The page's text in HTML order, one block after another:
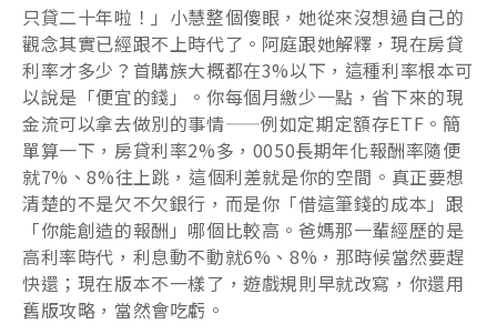
只貸二十年啦！」小慧整個傻眼，她從來沒想過自己的
觀念其實已經跟不上時代了。阿庭跟她解釋，現在房貸
利率才多少？首購族大概都在3%以下，這種利率根本可
以說是「便宜的錢」。你每個月繳少一點，省下來的現
金流可以拿去做別的事情——例如定期定額存ETF。簡
單算一下，房貸利率2%多，0050長期年化報酬率隨便
就7%、8%往上跳，這個利差就是你的空間。真正要想
清楚的不是欠不欠銀行，而是你「借這筆錢的成本」跟
「你能創造的報酬」哪個比較高。爸媽那一輩經歷的是
高利率時代，利息動不動就6%、8%，那時候當然要趕
快還；現在版本不一樣了，遊戲規則早就改寫，你還用
舊版攻略，當然會吃虧。